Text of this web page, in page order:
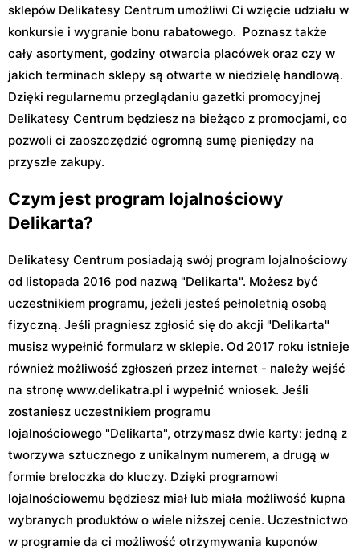
sklepów Delikatesy Centrum umożliwi Ci wzięcie udziału w
konkursie i wygranie bonu rabatowego. Poznasz także
cały asortyment, godziny otwarcia placówek oraz czy w
jakich terminach sklepy są otwarte w niedzielę handlową.
Dzięki regularnemu przeglądaniu gazetki promocyjnej
Delikatesy Centrum będziesz na bieżąco z promocjami, co
pozwoli ci zaoszczędzić ogromną sumę pieniędzy na
przyszłe zakupy.
Czym jest program lojalnościowy
Delikarta?
Delikatesy Centrum posiadają swój program lojalnościowy
od listopada 2016 pod nazwą "Delikarta". Możesz być
uczestnikiem programu, jeżeli jesteś pełnoletnią osobą
fizyczną. Jeśli pragniesz zgłosić się do akcji "Delikarta"
musisz wypełnić formularz w sklepie. Od 2017 roku istnieje
również możliwość zgłoszeń przez internet - należy wejść
na stronę www.delikatra.pl i wypełnić wniosek. Jeśli
zostaniesz uczestnikiem programu
lojalnościowego "Delikarta", otrzymasz dwie karty: jedną z
tworzywa sztucznego z unikalnym numerem, a drugą w
formie breloczka do kluczy. Dzięki programowi
lojalnościowemu będziesz miał lub miała możliwość kupna
wybranych produktów o wiele niższej cenie. Uczestnictwo
w programie da ci możliwość otrzymywania kuponów